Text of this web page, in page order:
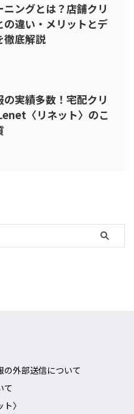
ングとは？店舗クリ
の違い・メリットとデ
徹底解説
の実績多数！宅配クリ
〈リネット〉のこ
外部送信について
て
〉